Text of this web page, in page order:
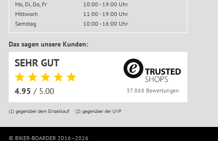
Mo, Di, Do, Fr
10:00 - 19:00 Uhr
Mittwoch
11:00 - 19:00 Uhr
Samstag
10:00 - 16:00 Uhr
Das sagen unsere Kunden:
SEHR GUT
4.95 / 5.00 37.868 Bewertungen
(1)gegenüber dem Einzelkauf (2) gegenüber der UVP
© BIKER-BOARDER 2016–2026